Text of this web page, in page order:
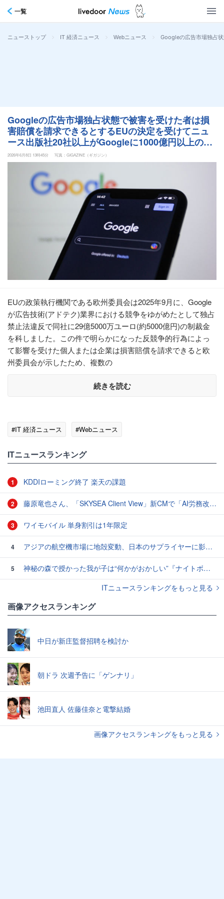
一覧
ニューストップ > IT 経済ニュース > Webニュース > Googleの広告市場独占
Googleの広告市場独占状態で被害を受けた者は損
害賠償を請求できるとするEUの決定を受けてニュ
ース出版社20社以上がGoogleに1000億円以上の賠
償請求
2026年6月8日 13時45分 写真：GIGAZINE（ギガジン）
EUの政策執行機関である欧州委員会は2025年9月に、Google
が広告技術(アドテク)業界における競争をゆがめたとして独占
禁止法違反で同社に29億5000万ユーロ(約5000億円)の制裁金
を科しました。この件で明らかになった反競争的行為によっ
て影響を受けた個人または企業は損害賠償を請求できると欧
州委員会が示したため、複数の
続きを読む
#IT 経済ニュース #Webニュース
ITニュースランキング
1 KDDIローミング終了 楽天の課題
2 藤原竜也さん、「SKYSEA Client View」新CMで「AI労務改善」をアピール 働き方をAIが分析したら「すぐに休んで」と言われる？
3 ワイモバイル 単身割引は1年限定
4 アジアの航空機市場に地殻変動、日本のサプライヤーに影響も
5
神秘の森で授かった我が子は“何かがおかしい”『ナイトボーン -夜哭-』本編映像解禁 母の絶叫顔うちわが全国の劇場に［ホラー通信］
ITニュースランキングをもっと見る
画像アクセスランキング
中日が新庄監督招聘を検討か
朝ドラ 次週予告に「ゲンナリ」
池田直人 佐藤佳奈と電撃結婚
画像アクセスランキングをもっと見る